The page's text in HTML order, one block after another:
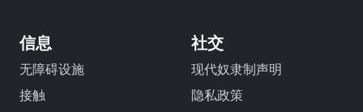
信息
无障碍设施
接触
社交
现代奴隶制声明
隐私政策